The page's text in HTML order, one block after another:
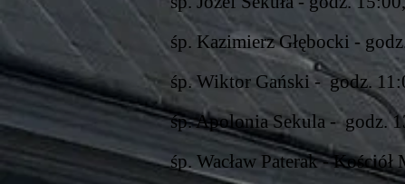
śp. Kazimierz Głębocki -
śp. Wiktor Gański - godz.
śp. Apolonia Sekula - godz.
śp. Wacław Paterak -